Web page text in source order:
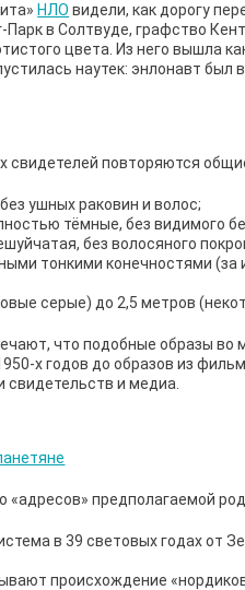
НЛО видели, как дорогу
в Солтвуде, графство
цвета. Из него вышла
наутек: энлонавт
свидетелей повторяются
ушных раковин и волос;
тёмные, без видимого
без волосяного
тонкими конечностями
серые) до 2,5 метров
что подобные образы
х годов до образов из
свидетельств и медиа.
«адресов» предполагаемой
в 39 световых годах от
происхождение